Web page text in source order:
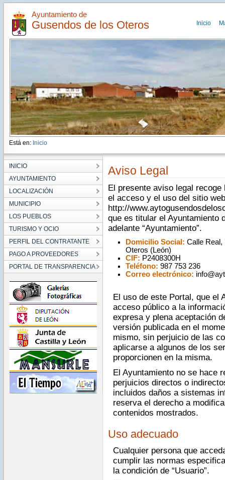
Ayuntamiento de
Gusendos de los Oteros Inicio
Está en: Inicio
INICIO
AYUNTAMIENTO
LOCALIZACIÓN
MUNICIPIO
LOS PUEBLOS
TURISMO Y OCIO
PERFIL DEL CONTRATANTE
PAGO A PROVEEDORES
PORTAL DE TRANSPARENCIA
Aviso Legal
El presente aviso legal
el acceso y el uso del sitio web
http://
que es titular el Ayuntamiento
adelante “Ayuntamiento”.
Domicilio Social: Calle Real,
Oteros (León)
CIF: P2408300H
Teléfono: 987 753 236
Correo electrónico:
El uso de este Portal, que el
acceso público a la
expresa y plena aceptación
versión publicada en el
mismo, sin perjuicio de las
aplicarse a algunos de los
proporcionen en la misma.
El Ayuntamiento no se hace
perjuicios directos o
incluidos daños a sistemas
reserva el derecho a
contenidos mostrados.
Uso adecuado
Cualquier persona que
cumplir las normas
la condición de “Usuario”.